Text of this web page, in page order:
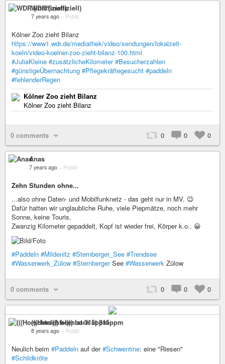
WDR (inoffiziell)
7 years ago – Public
Kölner Zoo zieht Bilanz
https://www1.wdr.de/mediathek/video/sendungen/lokalzeit-
koeln/video-koelner-zoo-zieht-bilanz-100.html
#JuliaKleine #zusätzlicheKilometer #Besucherzahlen
#günstigeÜbernachtung #Pflegekräftegesucht #paddeln
#fehlenderRegen
Kölner Zoo zieht Bilanz
Kölner Zoo zieht Bilanz
0 comments 0 0 0
Anas
7 years ago – Public
Zehn Stunden ohne...
...also ohne Daten- und Mobilfunknetz - das geht nur in MV. 😉
Dafür hatten wir unglaubliche Ruhe, viele Piepmätze, noch mehr
Sonne, keine Touris.
Zwanzig Kilometer gepaddelt, Kopf ist wieder frei, Körper k.o.. 😀
#Paddeln #Mildenitz #Sternberger_See #Trendsee
#Wasserwerk_Zülow #SternbergerSee #Wasserwerk Zülow
0 comments 0 0 0
(((Horschtel))) born at 315ppm
8 years ago – Public
Neulich beim #Paddeln auf der#Schwentine: eine "Riesen"
#Schildkröte